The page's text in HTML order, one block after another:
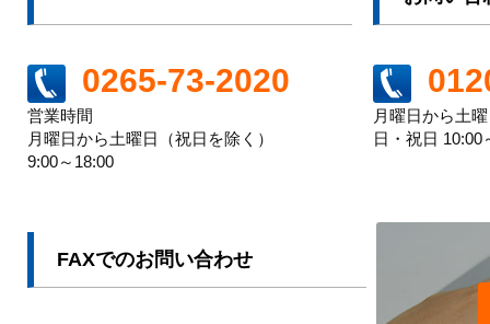
0265-73-2020
営業時間
月曜日から土曜日（祝日を除く）
9:00～18:00
月曜日から土
日・祝日 10:00
FAXでのお問い合わせ